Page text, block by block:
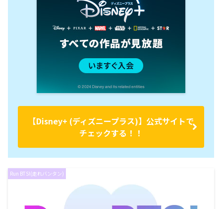
【Disney+ (ディズニープラス)】公式サイトで
チェックする！！
Run BTS!(走れバンタン)